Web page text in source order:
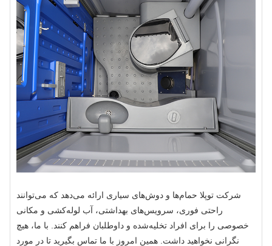
شرکت توپلا حمام‌ها و دوش‌های سیاری ارائه می‌دهد که می‌توانند
راحتی فوری، سرویس‌های بهداشتی، آب لوله‌کشی و مکانی
خصوصی را برای افراد تخلیه‌شده و داوطلبان فراهم کنند. با ما، هیچ
نگرانی نخواهید داشت. همین امروز با ما تماس بگیرید تا در مورد